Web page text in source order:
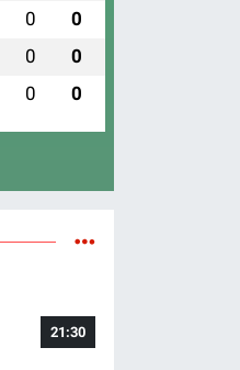
0 0
0 0
0 0
21:30